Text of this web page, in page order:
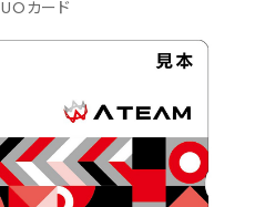
カード